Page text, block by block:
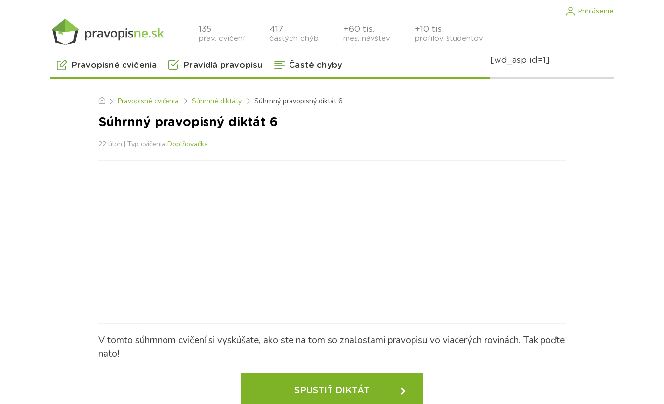
Prihlásenie
135
prav. cvičení
417
častých chýb
+60 tis.
mes. návštev
+10 tis.
profilov študentov
Pravopisné cvičenia Pravidlá pravopisu Časté chyby
[wd_asp id=1]
Pravopisné cvičenia Súhrnné diktáty Súhrnný pravopisný diktát 6
Súhrnný pravopisný diktát 6
22 úloh | Typ cvičenia Doplňovačka
V tomto súhrnnom cvičení si vyskúšate, ako ste na tom so znalosťami pravopisu vo viacerých rovinách. Tak poďte
nato!
SPUSTIŤ DIKTÁT